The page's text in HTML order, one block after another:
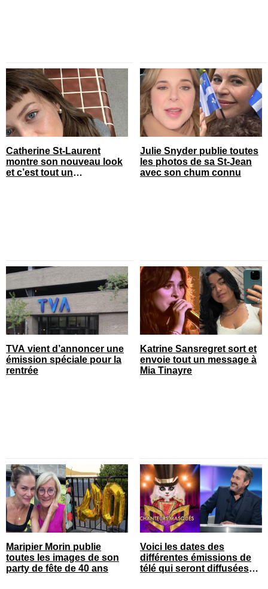
Catherine St-Laurent
montre son nouveau look
et c’est tout un
Julie Snyder publie toutes
les photos de sa St-Jean
avec son chum connu
TVA vient d’annoncer une
émission spéciale pour la
rentrée
Katrine Sansregret sort et
envoie tout un message à
Mia Tinayre
Maripier Morin publie
toutes les images de son
party de fête de 40 ans
Voici les dates des
différentes émissions de
télé qui seront diffusées